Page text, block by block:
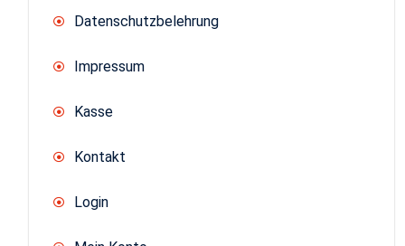
Datenschutzbelehrung
Impressum
Kasse
Kontakt
Login